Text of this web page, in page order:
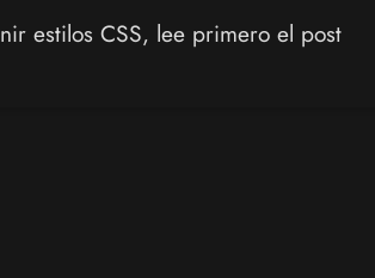
estilos CSS, lee primero el post